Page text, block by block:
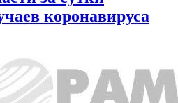
коронавируса